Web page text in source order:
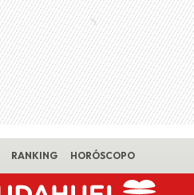
RANKING HORÓSCOPO